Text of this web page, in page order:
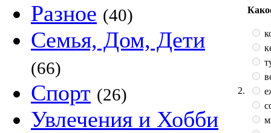
Разное (40)
Семья, Дом, Дети
(66)
Спорт (26)
Увлечения и Хобби
2.